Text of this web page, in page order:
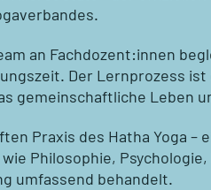
an Fachdozent:innen
Der Lernprozess
gemeinschaftliche Leben
Praxis des Hatha Yoga
Philosophie,
umfassend behandelt.